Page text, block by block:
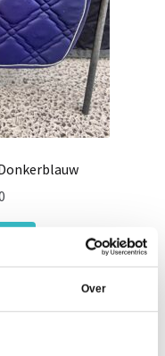
Over
productpagina
prijs
€15,00.
Dit